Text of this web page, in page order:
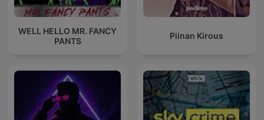
WELL HELLO MR. FANCY
PANTS
Piinan Kirous